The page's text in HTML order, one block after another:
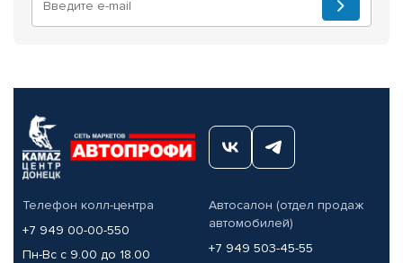
Телефон колл-центра
+7 949 00-00-550
Пн-Вс с 9.00 до 18.00
Автосалон (отдел продаж
автомобилей)
+7 949 503-45-55